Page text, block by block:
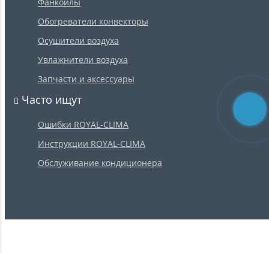
Обогреватели конвекторы
Осушители воздуха
Увлажнители воздуха
Запчасти и аксессуары
Часто ищут
Ошибки ROYAL-CLIMA
Инструкции ROYAL-CLIMA
Обслуживание кондиционера